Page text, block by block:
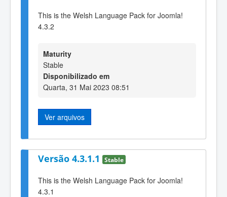
This is the Welsh Language Pack for Joomla!
4.3.2
Maturity
Stable
Disponibilizado em
Quarta, 31 Mai 2023 08:51
Ver arquivos
Versão 4.3.1.1 Stable
This is the Welsh Language Pack for Joomla!
4.3.1